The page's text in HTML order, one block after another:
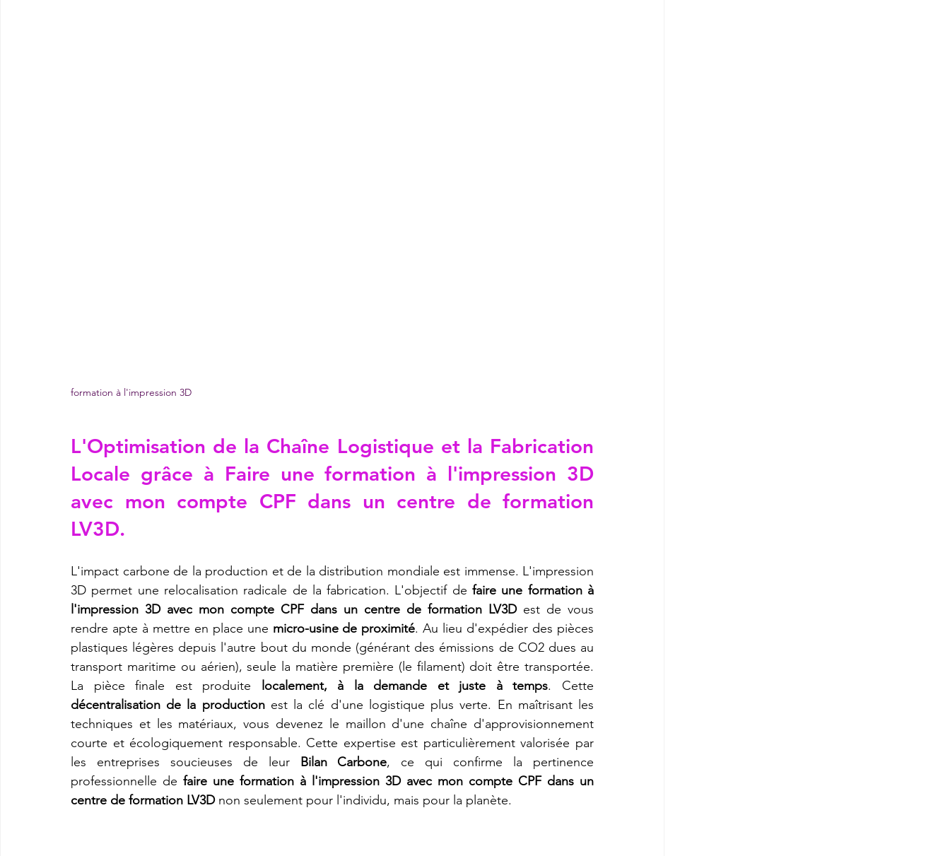
formation à l'impression 3D
L'Optimisation de la Chaîne Logistique et la Fabrication
Locale grâce à Faire une formation à l'impression 3D
avec mon compte CPF dans un centre de formation
LV3D.
L'impact carbone de la production et de la distribution mondiale est immense. L'impression
3D permet une relocalisation radicale de la fabrication. L'objectif de faire une formation à
l'impression 3D avec mon compte CPF dans un centre de formation LV3D est de vous
rendre apte à mettre en place une micro-usine de proximité. Au lieu d'expédier des pièces
plastiques légères depuis l'autre bout du monde (générant des émissions de CO2 dues au
transport maritime ou aérien), seule la matière première (le filament) doit être transportée.
La pièce finale est produite
localement, à la demande et juste à temps
décentralisation de la production est la clé d'une logistique plus verte. En maîtrisant les
techniques et les matériaux, vous devenez le maillon d'une chaîne d'approvisionnement
courte et écologiquement responsable. Cette expertise est particulièrement valorisée par
les entreprises soucieuses de leur
Bilan Carbone, ce qui confirme la pertinence
professionnelle de faire une formation à l'impression 3D avec mon compte CPF dans un
centre de formation LV3D non seulement pour l'individu, mais pour la planète.